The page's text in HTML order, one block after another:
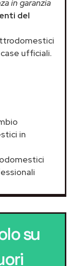
in garanzia
del
ufficiali.
in
su